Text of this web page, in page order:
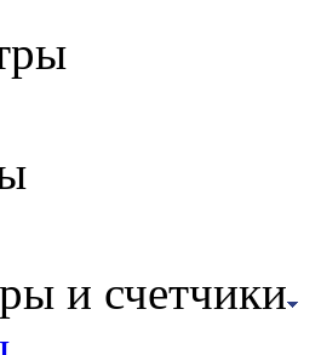
и счетчики